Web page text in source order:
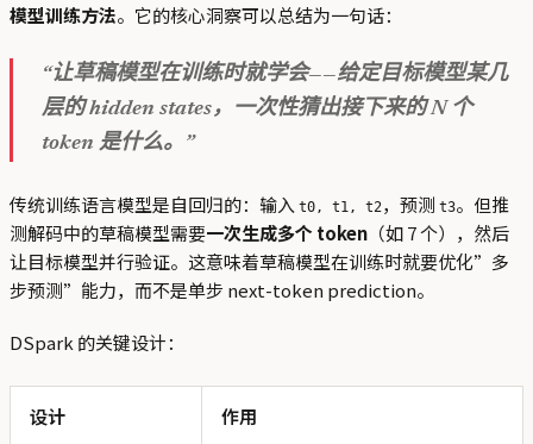
模型训练方法。它的核心洞察可以总结为一句话：
“让草稿模型在训练时就学会——给定目标模型某几
层的 hidden states，一次性猜出接下来的 N 个
token 是什么。”
传统训练语言模型是自回归的：输入 t0, t1, t2 ，预测 t3。但推
测解码中的草稿模型需要一次生成多个 token （如 7 个），然后
让目标模型并行验证。这意味着草稿模型在训练时就要优化”多
步预测”能力，而不是单步 next-token prediction。
DSpark 的关键设计：
设计 作用